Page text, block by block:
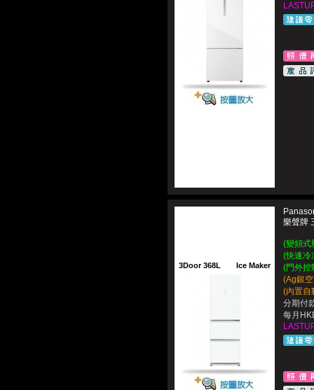
3Door 368L Ice Maker
樂聲牌
(變頻式
(快速冷
(門外控
(Ag銀
(內置自
分期付
每月